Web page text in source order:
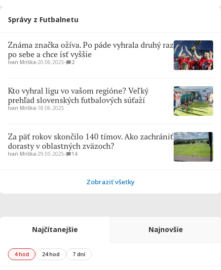
Správy z Futbalnetu
Známa značka ožíva. Po páde vyhrala druhý raz
po sebe a chce ísť vyššie
Ivan Mriška∙20.06.2025∙ 2
Kto vyhral ligu vo vašom regióne? Veľký
prehľad slovenských futbalových súťaží
Ivan Mriška∙18.06.2025
Za päť rokov skončilo 140 tímov. Ako zachrániť
dorasty v oblastných zväzoch?
Ivan Mriška∙29.05.2025∙ 14
Zobraziť všetky
Najčítanejšie Najnovšie
4 hod 24 hod 7 dní